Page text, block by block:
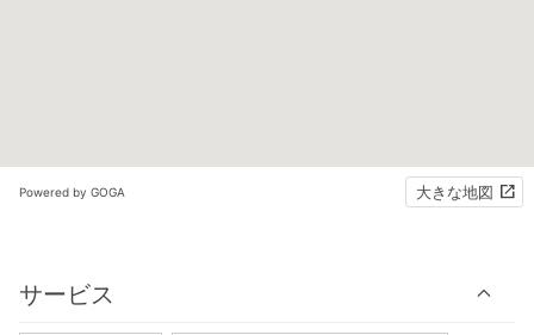
Powered by GOGA 大きな地図
サービス